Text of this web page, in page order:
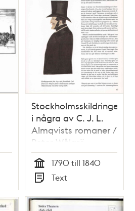
Stockholmsskildringen
i några av C. J. L.
Almqvists romaner /
Peter Wålarö
Tid
1790 till 1840
Typ
Text